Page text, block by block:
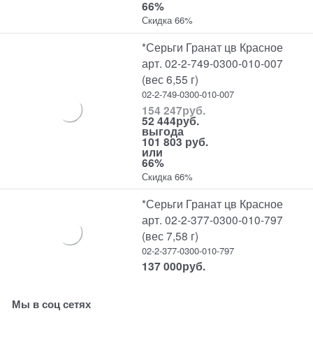
66%
Скидка 66%
*Серьги Гранат цв Красное
арт. 02-2-749-0300-010-007
(вес 6,55 г)
02-2-749-0300-010-007
154 247руб.
52 444руб.
выгода
101 803 руб.
или
66%
Скидка 66%
*Серьги Гранат цв Красное
арт. 02-2-377-0300-010-797
(вес 7,58 г)
02-2-377-0300-010-797
137 000руб.
Мы в соц сетях